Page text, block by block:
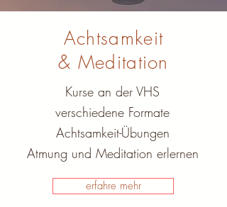
Achtsamkeit
& Meditation
Kurse an der VHS
verschiedene Formate
Achtsamkeit-Übungen
Atmung und Meditation erlernen
erfahre mehr